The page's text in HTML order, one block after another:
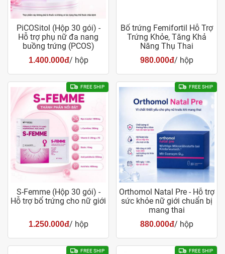
PiCOSitol (Hộp 30 gói) -
Hỗ trợ phụ nữ đa nang
buồng trứng (PCOS)
1.400.000đ/ hộp
Bổ trứng Femifortil Hỗ Trợ
Trứng Khỏe, Tăng Khả
Năng Thụ Thai
980.000đ/ hộp
FREE SHIP
S-Femme (Hộp 30 gói) -
Hỗ trợ bổ trứng cho nữ giới
1.250.000đ/ hộp
FREE SHIP
Orthomol Natal Pre - Hỗ trợ
sức khỏe nữ giới chuẩn bị
mang thai
880.000đ/ hộp
FREE SHIP FREE SHIP